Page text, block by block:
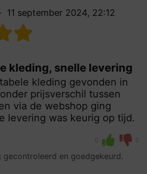
11 september 2024, 22:12
kleding, snelle levering
kleding gevonden in
prijsverschil tussen
via de webshop ging
levering was keurig op tijd.
0 0
gecontroleerd en goedgekeurd.